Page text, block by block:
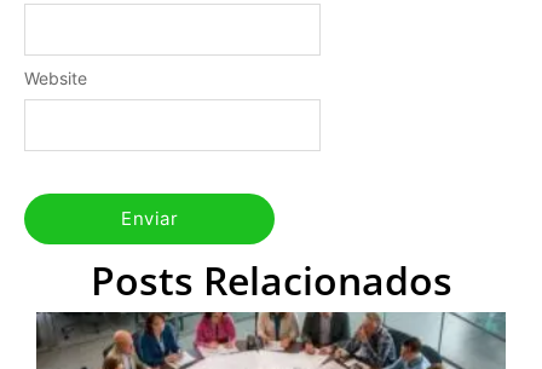
Website
Posts Relacionados